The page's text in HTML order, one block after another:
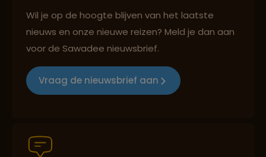
Groepsreizen mét indivuele vrijheid
Wil je op de hoogte blijven van het laatste
nieuws en onze nieuwe reizen? Meld je dan aan
voor de Sawadee nieuwsbrief.
Vraag de nieuwsbrief aan